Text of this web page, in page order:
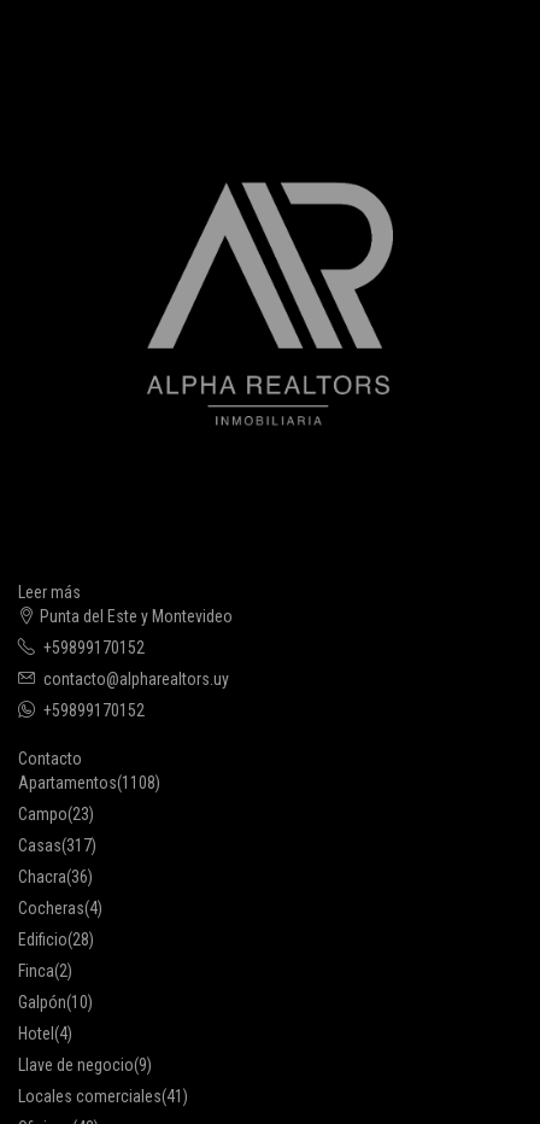
Leer más
Punta del Este y Montevideo
+59899170152
contacto@alpharealtors.uy
+59899170152
Contacto
Apartamentos(1108)
Campo(23)
Casas(317)
Chacra(36)
Cocheras(4)
Edificio(28)
Finca(2)
Galpón(10)
Hotel (4)
Llave de negocio(9)
Locales comerciales(41)